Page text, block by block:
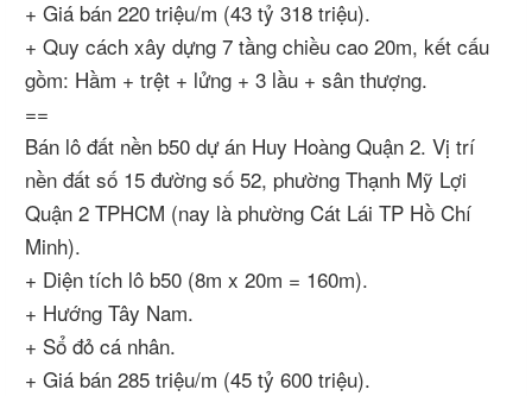
+ Giá bán 220 triệu/m (43 tỷ 318 triệu).
+ Quy cách xây dựng 7 tầng chiều cao 20m, kết cấu
gồm: Hầm + trệt + lửng + 3 lầu + sân thượng.
==
Bán lô đất nền b50 dự án Huy Hoàng Quận 2. Vị trí
nền đất số 15 đường số 52, phường Thạnh Mỹ Lợi
Quận 2 TPHCM (nay là phường Cát Lái TP Hồ Chí
Minh).
+ Diện tích lô b50 (8m x 20m = 160m).
+ Hướng Tây Nam.
+ Sổ đỏ cá nhân.
+ Giá bán 285 triệu/m (45 tỷ 600 triệu).